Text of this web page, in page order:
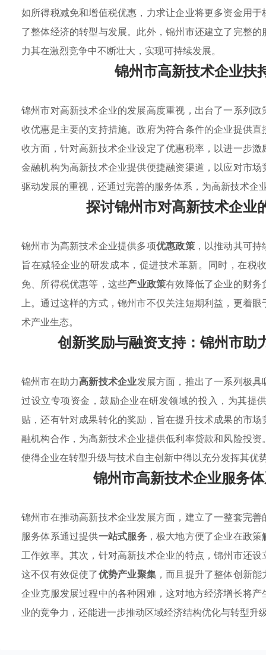
如所得税减免和增值税优惠，力求让企业将更多资金用
了整体经济的转型与发展。此外，锦州市还建立了完整
力其在激烈竞争中不断壮大，实现可持续发展。
锦州市高新技术企业扶
锦州市对高新技术企业的发展高度重视，出台了一系列政
收优惠是主要的支持措施。政府为符合条件的企业提供
收方面，针对高新技术企业设定了优惠税率，以进一步
金融机构为高新技术企业提供便捷融资渠道，以应对市
驱动发展的重视，还通过完善的服务体系，为高新技术
探讨锦州市对高新技术企业
锦州市为高新技术企业提供多项优惠政策，以推动其可持
旨在减轻企业的研发成本，促进技术革新。同时，在税
免、所得税优惠等，这些产业政策有效降低了企业的财
上。通过这样的方式，锦州市不仅关注短期利益，更着
术产业生态。
创新奖励与融资支持：锦州市助
锦州市在助力高新技术企业发展方面，推出了一系列极具
过设立专项资金，鼓励企业在研发领域的投入，为其提
贴，还有针对成果转化的奖励，旨在提升技术成果的市
融机构合作，为高新技术企业提供低利率贷款和风险投
使得企业在转型升级与技术自主创新中得以充分发挥其优
锦州市高新技术企业服务
锦州市在推动高新技术企业发展方面，建立了一整套完善
服务体系通过提供一站式服务，极大地方便了企业在政
工作效率。其次，针对高新技术企业的特点，锦州市还
这不仅有效促使了优势产业聚集，而且提升了整体创新
企业克服发展过程中的各种困难，这对地方经济增长将
业的竞争力，还能进一步推动区域经济结构优化与转型升